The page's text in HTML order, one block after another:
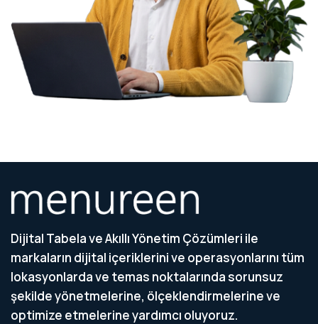
Dijital Tabela ve Akıllı Yönetim Çözümleri ile
markaların dijital içeriklerini ve operasyonlarını tüm
lokasyonlarda ve temas noktalarında sorunsuz
şekilde yönetmelerine, ölçeklendirmelerine ve
optimize etmelerine yardımcı oluyoruz.